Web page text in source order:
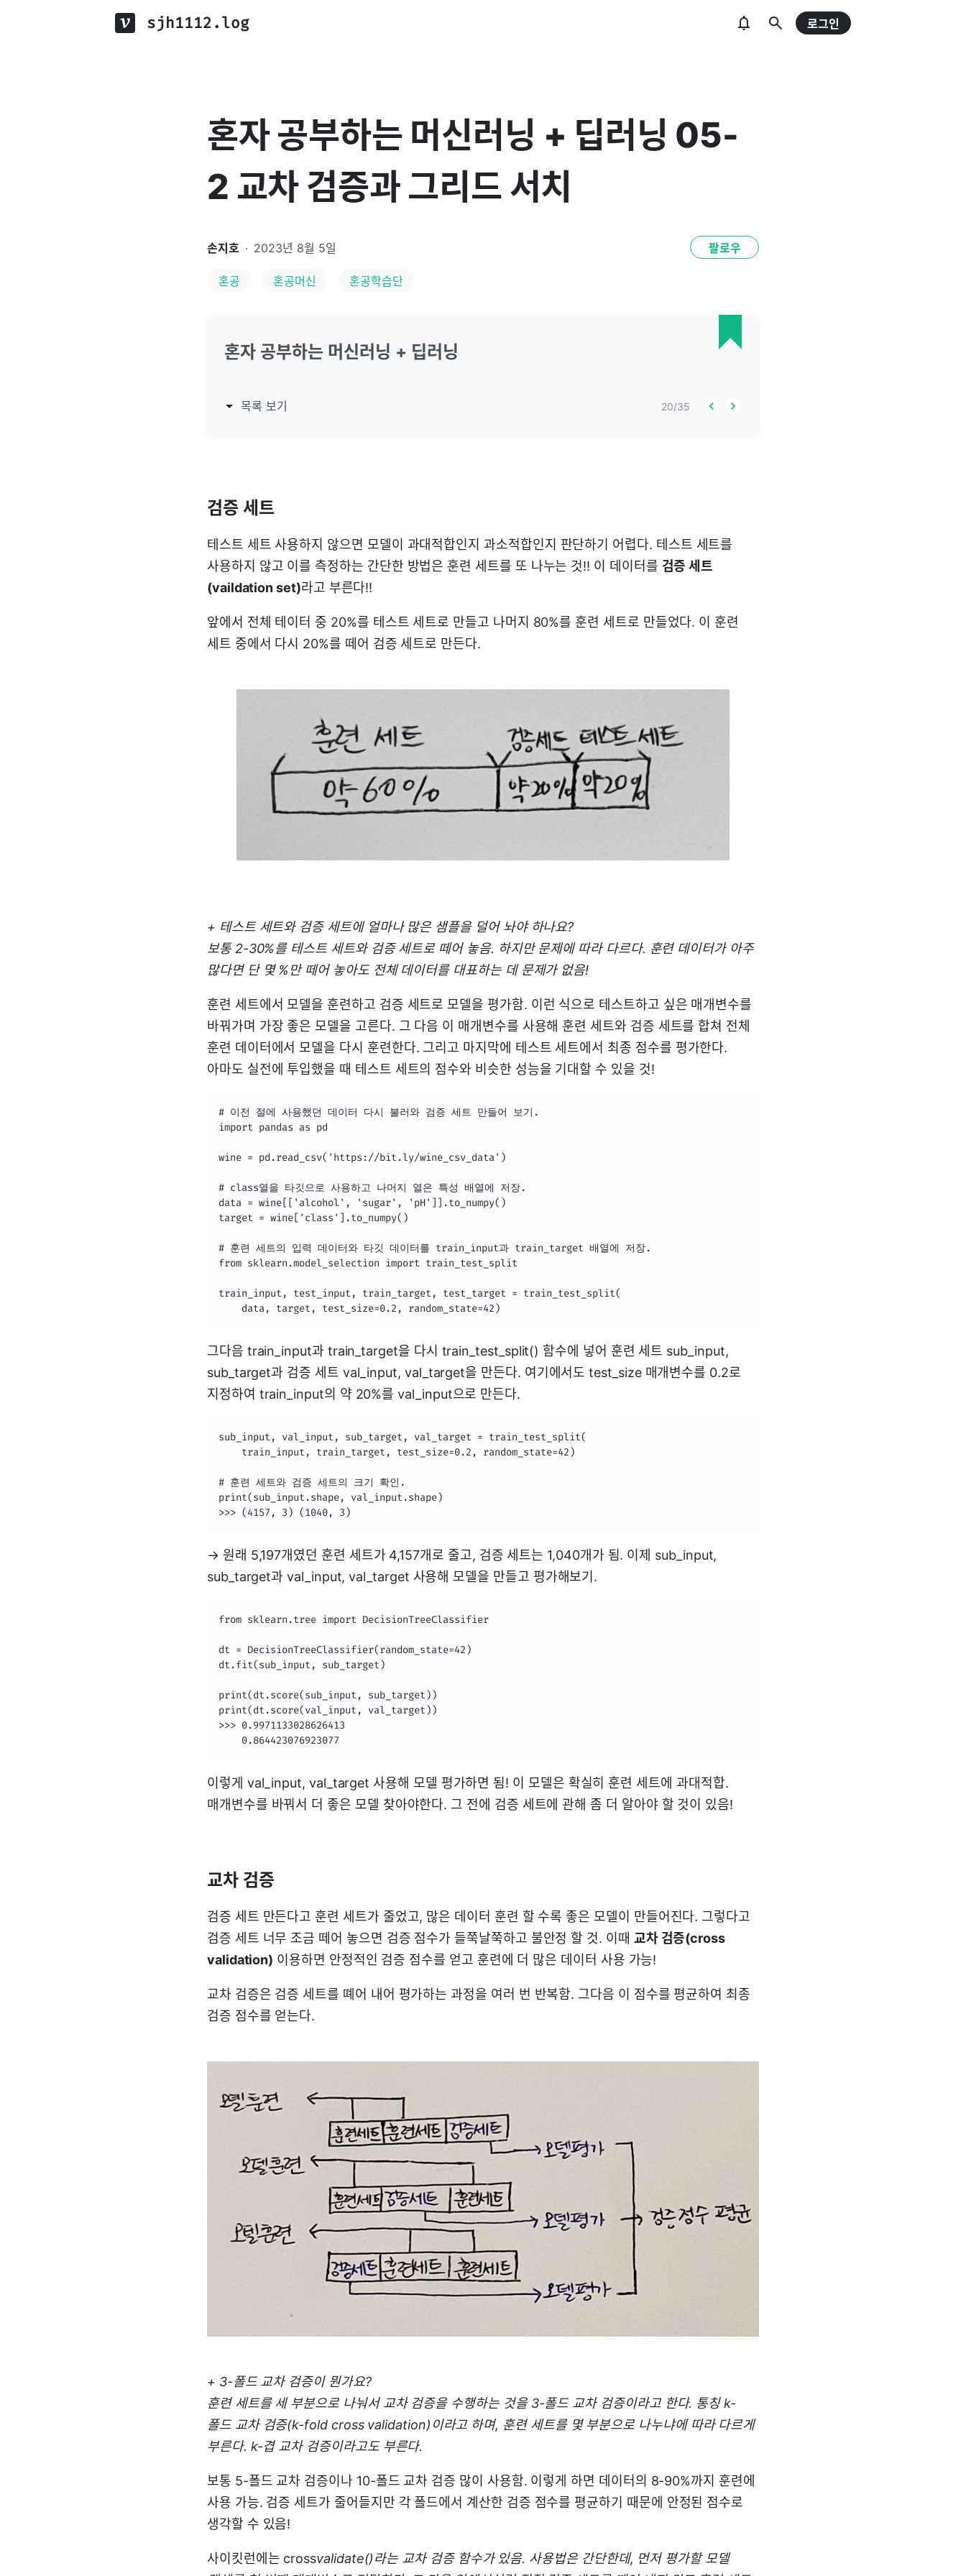
sjh1112.log 로그인
혼자 공부하는 머신러닝 + 딥러닝 05-
2 교차 검증과 그리드 서치
손지호 · 2023년 8월 5일 팔로우
혼공 혼공머신 혼공학습단
혼자 공부하는 머신러닝 + 딥러닝
목록 보기 20/35
검증 세트
테스트 세트 사용하지 않으면 모델이 과대적합인지 과소적합인지 판단하기 어렵다. 테스트 세트를
사용하지 않고 이를 측정하는 간단한 방법은 훈련 세트를 또 나누는 것!! 이 데이터를 검증 세트
(vaildation set)라고 부른다!!
앞에서 전체 테이터 중 20%를 테스트 세트로 만들고 나머지 80%를 훈련 세트로 만들었다. 이 훈련
세트 중에서 다시 20%를 떼어 검증 세트로 만든다.
+ 테스트 세트와 검증 세트에 얼마나 많은 샘플을 덜어 놔야 하나요?
보통 2-30%를 테스트 세트와 검증 세트로 떼어 놓음. 하지만 문제에 따라 다르다. 훈련 데이터가 아주
많다면 단 몇 %만 떼어 놓아도 전체 데이터를 대표하는 데 문제가 없음!
훈련 세트에서 모델을 훈련하고 검증 세트로 모델을 평가함. 이런 식으로 테스트하고 싶은 매개변수를
바꿔가며 가장 좋은 모델을 고른다. 그 다음 이 매개변수를 사용해 훈련 세트와 검증 세트를 합쳐 전체
훈련 데이터에서 모델을 다시 훈련한다. 그리고 마지막에 테스트 세트에서 최종 점수를 평가한다.
아마도 실전에 투입했을 때 테스트 세트의 점수와 비슷한 성능을 기대할 수 있을 것!
# 이전 절에 사용했던 데이터 다시 불러와 검증 세트 만들어 보기.
import pandas as pd
wine = pd.read_csv('https://bit.ly/wine_csv_data')
# class열을 타깃으로 사용하고 나머지 열은 특성 배열에 저장.
data = wine[['alcohol', 'sugar', 'pH']].to_numpy()
target = wine['class'].to_numpy()
# 훈련 세트의 입력 데이터와 타깃 데이터를 train_input과 train_target 배열에 저장.
from sklearn.model_selection import train_test_split
train_input, test_input, train_target, test_target = train_test_split(
    data, target, test_size=0.2, random_state=42)
그다음 train_input과 train_target을 다시 train_test_split() 함수에 넣어 훈련 세트 sub_input,
sub_target과 검증 세트 val_input, val_target을 만든다. 여기에서도 test_size 매개변수를 0.2로
지정하여 train_input의 약 20%를 val_input으로 만든다.
sub_input, val_input, sub_target, val_target = train_test_split(
    train_input, train_target, test_size=0.2, random_state=42)
# 훈련 세트와 검증 세트의 크기 확인.
print(sub_input.shape, val_input.shape)
>>> (4157, 3) (1040, 3)
→ 원래 5,197개였던 훈련 세트가 4,157개로 줄고, 검증 세트는 1,040개가 됨. 이제 sub_input,
sub_target과 val_input, val_target 사용해 모델을 만들고 평가해보기.
from sklearn.tree import DecisionTreeClassifier
dt = DecisionTreeClassifier(random_state=42)
dt.fit(sub_input, sub_target)
print(dt.score(sub_input, sub_target))
print(dt.score(val_input, val_target))
>>> 0.9971133028626413
	0.864423076923077
이렇게 val_input, val_target 사용해 모델 평가하면 됨! 이 모델은 확실히 훈련 세트에 과대적합.
매개변수를 바꿔서 더 좋은 모델 찾아야한다. 그 전에 검증 세트에 관해 좀 더 알아야 할 것이 있음!
교차 검증
검증 세트 만든다고 훈련 세트가 줄었고, 많은 데이터 훈련 할 수록 좋은 모델이 만들어진다. 그렇다고
검증 세트 너무 조금 떼어 놓으면 검증 점수가 들쭉날쭉하고 불안정 할 것. 이때 교차 검증(cross
validation) 이용하면 안정적인 검증 점수를 얻고 훈련에 더 많은 데이터 사용 가능!
교차 검증은 검증 세트를 뗴어 내어 평가하는 과정을 여러 번 반복함. 그다음 이 점수를 평균하여 최종
검증 점수를 얻는다.
+ 3-폴드 교차 검증이 뭔가요?
훈련 세트를 세 부분으로 나눠서 교차 검증을 수행하는 것을 3-폴드 교차 검증이라고 한다. 통칭 k-
폴드 교차 검증(k-fold cross validation)이라고 하며, 훈련 세트를 몇 부분으로 나누냐에 따라 다르게
부른다. k-겹 교차 검증이라고도 부른다.
보통 5-폴드 교차 검증이나 10-폴드 교차 검증 많이 사용함. 이렇게 하면 데이터의 8-90%까지 훈련에
사용 가능. 검증 세트가 줄어들지만 각 폴드에서 계산한 검증 점수를 평균하기 때문에 안정된 점수로
생각할 수 있음!
사이킷런에는 crossvalidate()라는 교차 검증 함수가 있음. 사용법은 간단한데, 먼저 평가할 모델